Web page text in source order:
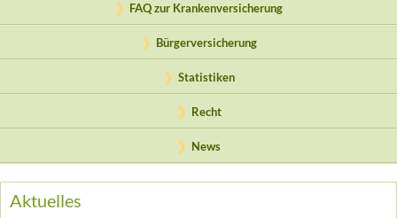
FAQ zur Krankenversicherung
Bürgerversicherung
Statistiken
Recht
News
Aktuelles